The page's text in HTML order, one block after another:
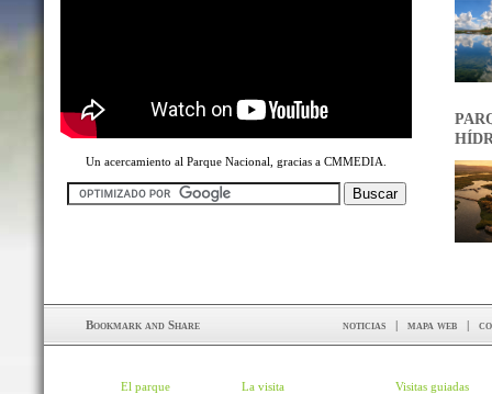
Un acercamiento al Parque Nacional, gracias a CMMEDIA.
noticias | mapa web |
El parque La visita Visitas guiadas